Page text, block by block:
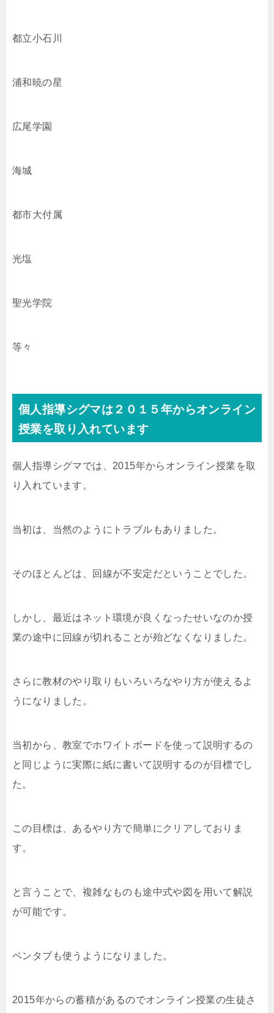
都立小石川
浦和暁の星
広尾学園
海城
都市大付属
光塩
聖光学院
等々
個人指導シグマは２０１５年からオンライン
授業を取り入れています
個人指導シグマでは、2015年からオンライン授業を取
り入れています。
当初は、当然のようにトラブルもありました。
そのほとんどは、回線が不安定だということでした。
しかし、最近はネット環境が良くなったせいなのか授
業の途中に回線が切れることが殆どなくなりました。
さらに教材のやり取りもいろいろなやり方が使えるよ
うになりました。
当初から、教室でホワイトボードを使って説明するの
と同じように実際に紙に書いて説明するのが目標でし
た。
この目標は、あるやり方で簡単にクリアしておりま
す。
と言うことで、複雑なものも途中式や図を用いて解説
が可能です。
ペンタブも使うようになりました。
2015年からの蓄積があるのでオンライン授業の生徒さ